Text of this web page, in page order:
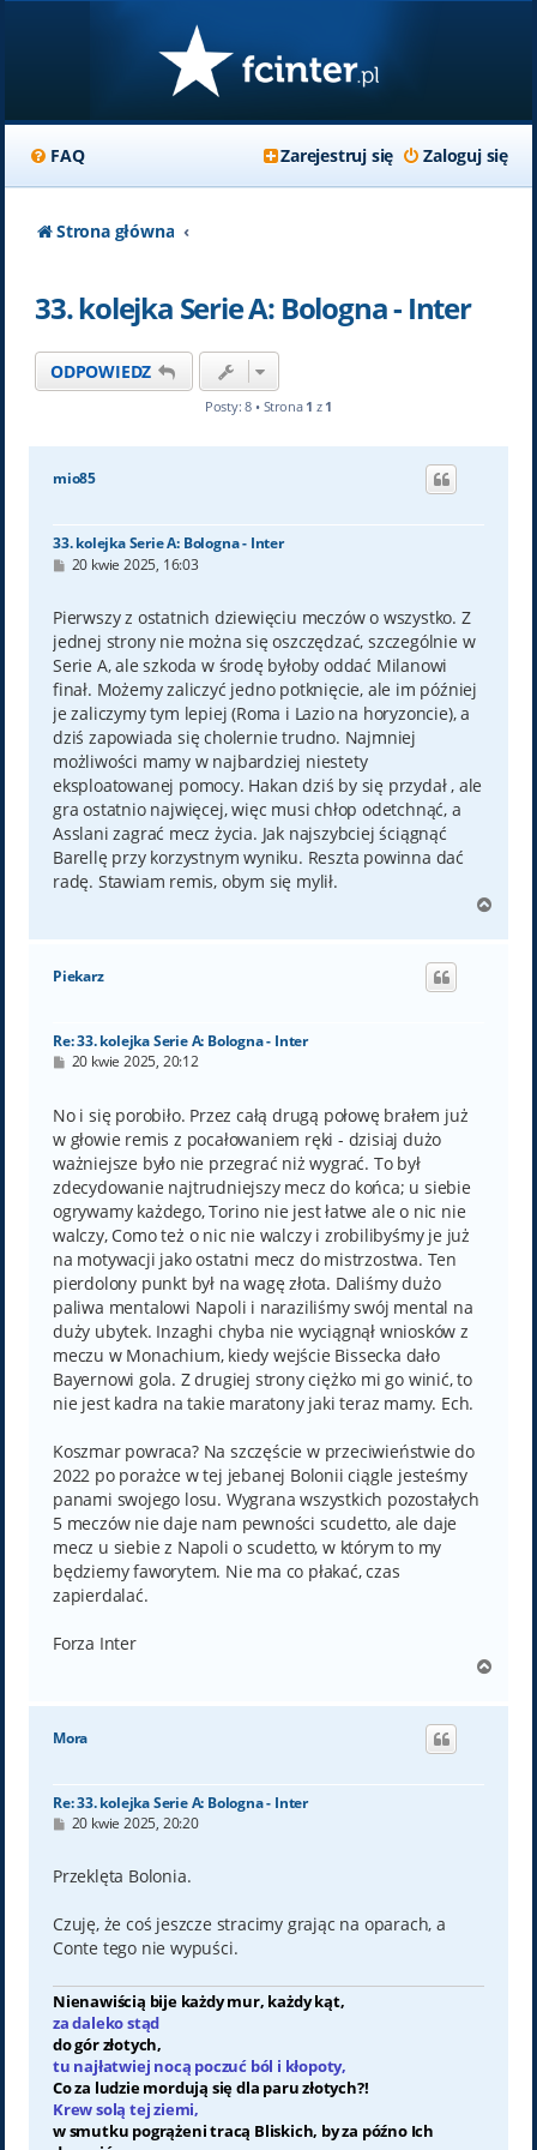
FAQ Zaloguj się
Zarejestruj się
Strona główna
33. kolejka Serie A: Bologna - Inter
ODPOWIEDZ
Posty: 8 • Strona 1 z 1
mio85
33. kolejka Serie A: Bologna - Inter
P
t
20 kwie 2025, 16:03
Pierwszy z ostatnich dziewięciu meczów o wszystko. Z
jednej strony nie można się oszczędzać, szczególnie w
Serie A, ale szkoda w środę byłoby oddać Milanowi
finał. Możemy zaliczyć jedno potknięcie, ale im później
je zaliczymy tym lepiej (Roma i Lazio na horyzoncie), a
dziś zapowiada się cholernie trudno. Najmniej
możliwości mamy w najbardziej niestety
eksploatowanej pomocy. Hakan dziś by się przydał , ale
gra ostatnio najwięcej, więc musi chłop odetchnąć, a
Asslani zagrać mecz życia. Jak najszybciej ściągnąć
Barellę przy korzystnym wyniku. Reszta powinna dać
radę. Stawiam remis, obym się mylił.
g
Piekarz
Re: 33. kolejka Serie A: Bologna - Inter
P
t
20 kwie 2025, 20:12
No i się porobiło. Przez całą drugą połowę brałem już
w głowie remis z pocałowaniem ręki - dzisiaj dużo
ważniejsze było nie przegrać niż wygrać. To był
zdecydowanie najtrudniejszy mecz do końca; u siebie
ogrywamy każdego, Torino nie jest łatwe ale o nic nie
walczy, Como też o nic nie walczy i zrobilibyśmy je już
na motywacji jako ostatni mecz do mistrzostwa. Ten
pierdolony punkt był na wagę złota. Daliśmy dużo
paliwa mentalowi Napoli i naraziliśmy swój mental na
duży ubytek. Inzaghi chyba nie wyciągnął wniosków z
meczu w Monachium, kiedy wejście Bissecka dało
Bayernowi gola. Z drugiej strony ciężko mi go winić, to
nie jest kadra na takie maratony jaki teraz mamy. Ech.
Koszmar powraca? Na szczęście w przeciwieństwie do
2022 po porażce w tej jebanej Bolonii ciągle jesteśmy
panami swojego losu. Wygrana wszystkich pozostałych
5 meczów nie daje nam pewności scudetto, ale daje
mecz u siebie z Napoli o scudetto, w którym to my
będziemy faworytem. Nie ma co płakać, czas
zapierdalać.
Forza Inter
g
Mora
Re: 33. kolejka Serie A: Bologna - Inter
P
t
20 kwie 2025, 20:20
Przeklęta Bolonia.
Czuję, że coś jeszcze stracimy grając na oparach, a
Conte tego nie wypuści.
Nienawiścią bije każdy mur, każdy kąt,
za daleko stąd
do gór złotych,
tu najłatwiej nocą poczuć ból i kłopoty,
Co za ludzie mordują się dla paru złotych?!
Krew solą tej ziemi,
w smutku pogrążeni tracą Bliskich, by za późno Ich